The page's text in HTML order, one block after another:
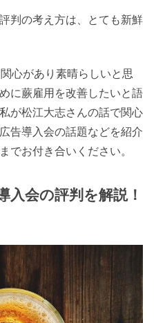
判の考え方は、とても新鮮
心があり素晴らしいと思
に蕨雇用を改善したいと語
が松江大志さんの話で関心
告導入会の話題などを紹介
でお付き合いください。
入会の評判を解説！